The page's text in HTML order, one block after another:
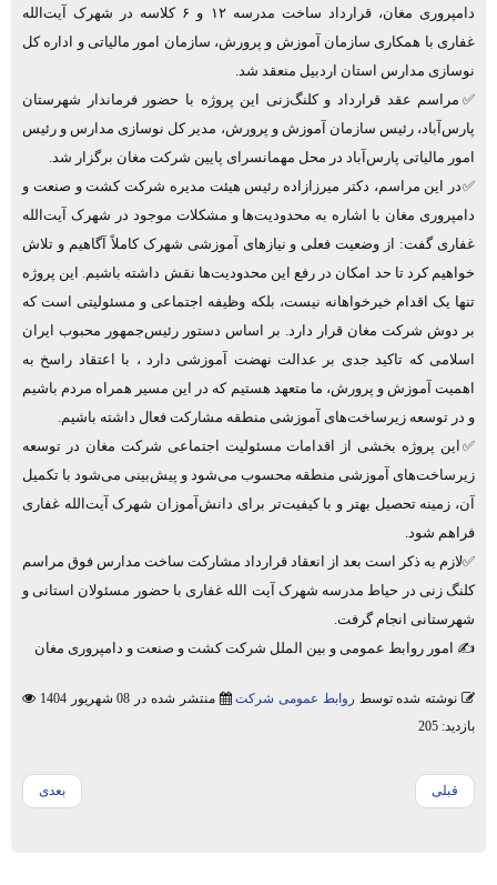
دامپروری مغان، قرارداد ساخت مدرسه ۱۲ و ۶ کلاسه در شهرک آیت‌الله
غفاری با همکاری سازمان آموزش و پرورش، سازمان امور مالیاتی و اداره کل
نوسازی مدارس استان اردبیل منعقد شد.
✅مراسم عقد قرارداد و کلنگ‌زنی این پروژه با حضور فرماندار شهرستان
پارس‌آباد، رئیس سازمان آموزش و پرورش، مدیر کل نوسازی مدارس و رئیس
امور مالیاتی پارس‌آباد در محل مهمانسرای پایین شرکت مغان برگزار شد.
✅در این مراسم، دکتر میرزازاده رئیس هیئت مدیره شرکت کشت و صنعت و
دامپروری مغان با اشاره به محدودیت‌ها و مشکلات موجود در شهرک آیت‌الله
غفاری گفت: از وضعیت فعلی و نیازهای آموزشی شهرک کاملاً آگاهیم و تلاش
خواهیم کرد تا حد امکان در رفع این محدودیت‌ها نقش داشته باشیم. این پروژه
تنها یک اقدام خیرخواهانه نیست، بلکه وظیفه اجتماعی و مسئولیتی است که
بر دوش شرکت مغان قرار دارد. بر اساس دستور رئیس‌جمهور محبوب ایران
اسلامی که تاکید جدی بر عدالت نهضت آموزشی دارد ، با اعتقاد راسخ به
اهمیت آموزش و پرورش، ما متعهد هستیم که در این مسیر همراه مردم باشیم
و در توسعه زیرساخت‌های آموزشی منطقه مشارکت فعال داشته باشیم.
✅این پروژه بخشی از اقدامات مسئولیت اجتماعی شرکت مغان در توسعه
زیرساخت‌های آموزشی منطقه محسوب می‌شود و پیش‌بینی می‌شود با تکمیل
آن، زمینه تحصیل بهتر و با کیفیت‌تر برای دانش‌آموزان شهرک آیت‌الله غفاری
فراهم شود.
✅لازم به ذکر است بعد از انعقاد قرارداد مشارکت ساخت مدارس فوق مراسم
کلنگ زنی در حیاط مدرسه شهرک آیت الله غفاری با حضور مسئولان استانی و
شهرستانی انجام گرفت.
✍️ امور روابط عمومی و بین الملل شرکت کشت و صنعت و دامپروری مغان
نوشته شده توسط روابط عمومی شرکت
منتشر شده در 08 شهریور 1404
بازدید: 205
قبلی بعدی